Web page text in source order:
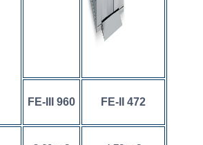
FE-III 960 FE-II 472